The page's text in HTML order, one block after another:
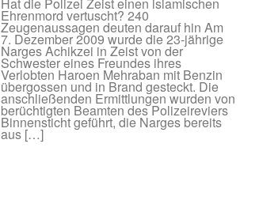
Hat die Polizei Zeist einen islamischen
Ehrenmord vertuscht? 240
Zeugenaussagen deuten darauf hin Am
7. Dezember 2009 wurde die 23-jährige
Narges Achikzei in Zeist von der
Schwester eines Freundes ihres
Verlobten Haroen Mehraban mit Benzin
übergossen und in Brand gesteckt. Die
anschließenden Ermittlungen wurden von
berüchtigten Beamten des Polizeireviers
Binnensticht geführt, die Narges bereits
aus […]